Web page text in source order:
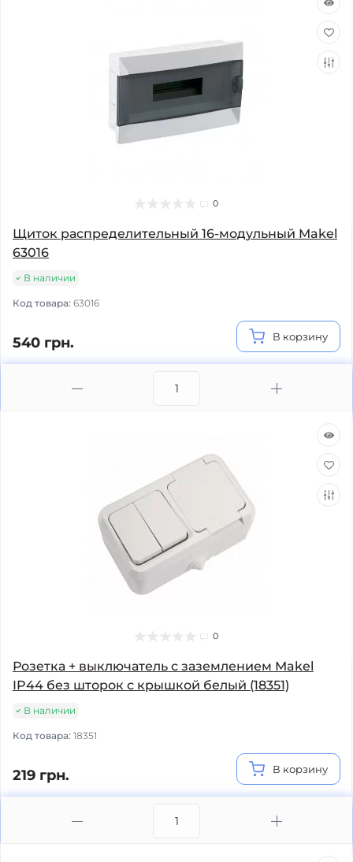
0
Щиток распределительный 16-модульный Makel
63016
В наличии
Код товара: 63016
540 грн. В корзину
0
Розетка + выключатель с заземлением Makel
IP44 без шторок с крышкой белый (18351)
В наличии
Код товара: 18351
219 грн. В корзину